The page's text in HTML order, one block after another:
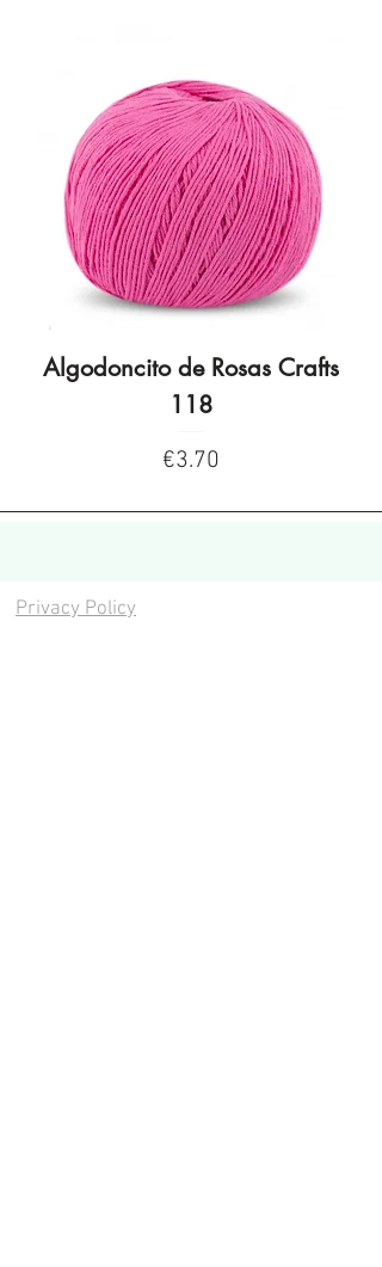
Algodoncito de Rosas Crafts
118
Price
€3.70
Privacy Policy